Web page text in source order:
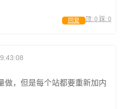
顶: 0 踩: 0
回复
做，但是每个站都要重新加内